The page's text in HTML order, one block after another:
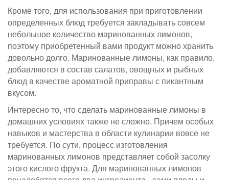
Кроме того, для использования при приготовлении
определенных блюд требуется закладывать совсем
небольшое количество маринованных лимонов,
поэтому приобретенный вами продукт можно хранить
довольно долго. Маринованные лимоны, как правило,
добавляются в состав салатов, овощных и рыбных
блюд в качестве ароматной приправы с пикантным
вкусом.
Интересно то, что сделать маринованные лимоны в
домашних условиях также не сложно. Причем особых
навыков и мастерства в области кулинарии вовсе не
требуется. По сути, процесс изготовления
маринованных лимонов представляет собой засолку
этого кислого фрукта. Для маринованных лимонов